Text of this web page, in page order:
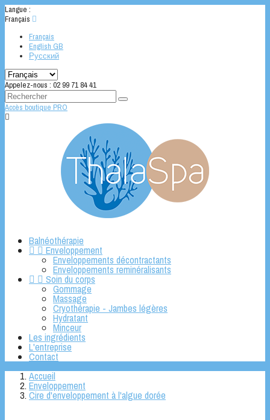
Langue :
Français 
Français
English GB
Русский
Appelez-nous : 02 99 71 84 41
Accès boutique PRO

Balnéothérapie
  Enveloppement
Enveloppements décontractants
Enveloppements reminéralisants
  Soin du corps
Gommage
Massage
Cryothérapie - Jambes légères
Hydratant
Minceur
Les ingrédients
L'entreprise
Contact
Accueil
Enveloppement
Cire d'enveloppement à l'algue dorée